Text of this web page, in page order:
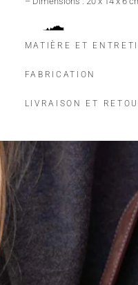
MATIÈRE ET
FABRICATION
LIVRAISON ET